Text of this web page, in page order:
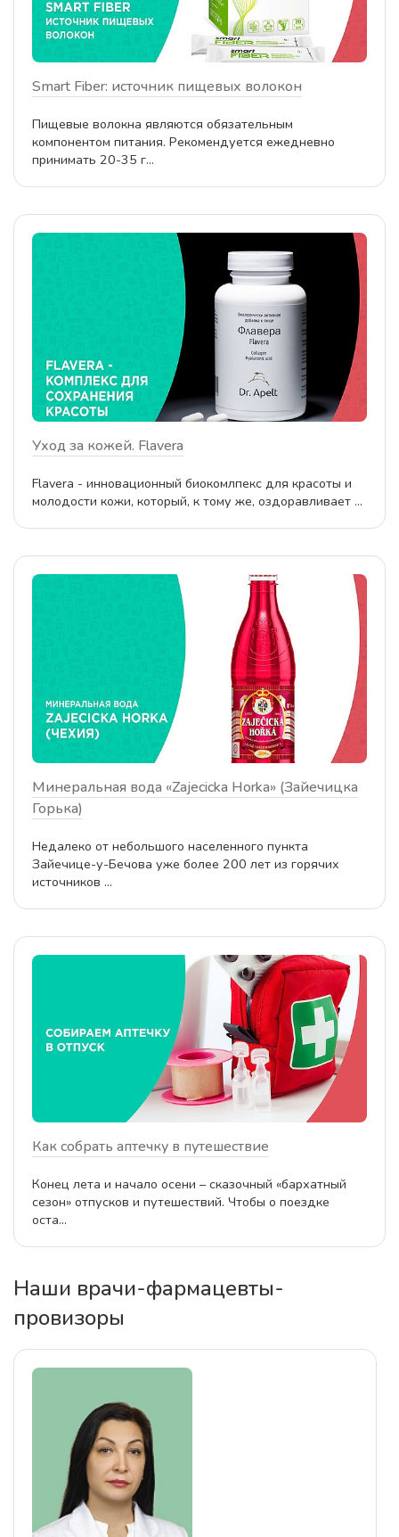
Smart Fiber: источник пищевых волокон
Пищевые волокна являются обязательным
компонентом питания. Рекомендуется ежедневно
принимать 20-35 г...
Уход за кожей. Flavera
Flavera - инновационный биокомлпекс для красоты и
молодости кожи, который, к тому же, оздоравливает ...
Минеральная вода «Zajecicka Horka» (Зайечицка
Горька)
Недалеко от небольшого населенного пункта
Зайечице-у-Бечова уже более 200 лет из горячих
источников ...
Как собрать аптечку в путешествие
Конец лета и начало осени – сказочный «бархатный
сезон» отпусков и путешествий. Чтобы о поездке
оста...
Наши врачи-фармацевты-
провизоры